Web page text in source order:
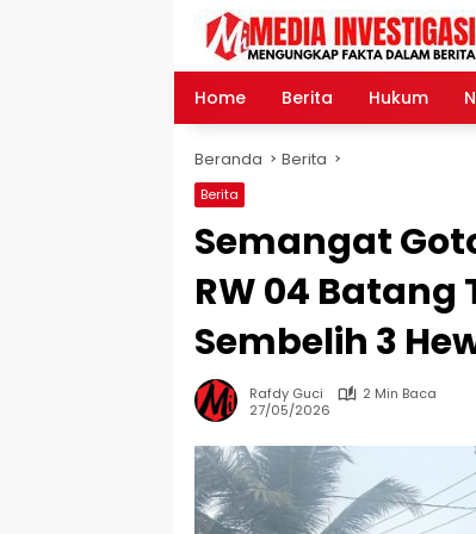
Home Berita Hukum
Beranda Berita
Berita
Semangat
RW 04
Sembelih 3
Rafdy Guci
2 Min Baca
27/05/2026